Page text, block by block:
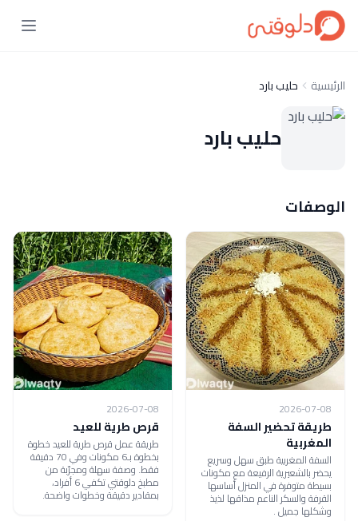
الرئيسية حليب بارد
حليب بارد
الوصفات
2026-07-08
طريقة تحضير السفة
المغربية
السفة المغربية طبق سهل وسريع
يحضر بالشعيرية الرفيعة مع مكونات
بسيطة متوفرة في المنزل أساسها
القرفة والسكر الناعم مذاقها لذيذ
وشكلها جميل .
2026-07-08
قرص طرية للعيد
طريقة عمل قرص طرية للعيد خطوة
بخطوة بـ6 مكونات وفي 70 دقيقة
فقط. وصفة سهلة ومجرّبة من
مطبخ دلوقتي تكفي 6 أفراد،
بمقادير دقيقة وخطوات واضحة.